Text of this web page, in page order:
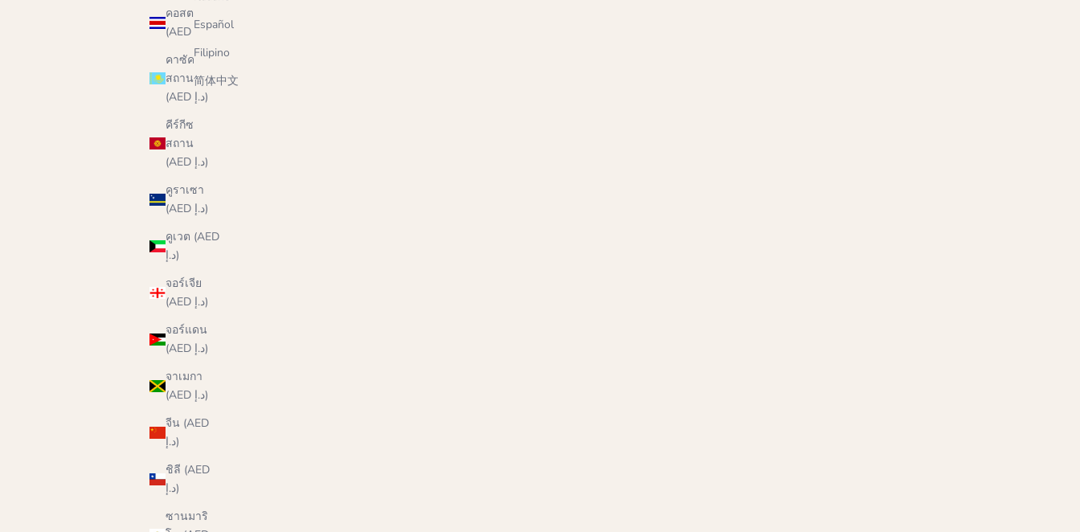
คอสตาริกา
(AED د.إ)
คาซัค
สถาน
(AED د.إ)
คีร์กีซ
สถาน
(AED د.إ)
คูราเซา
(AED د.إ)
คูเวต (AED
د.إ)
จอร์เจีย
(AED د.إ)
จอร์แดน
(AED د.إ)
จาเมกา
(AED د.إ)
จีน (AED
د.إ)
ชิลี (AED
د.إ)
ซานมาริ
Español
Filipino
简体中文